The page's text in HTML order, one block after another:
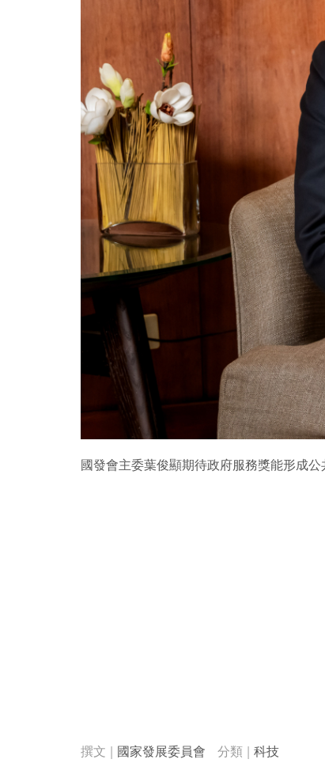
國發會主委葉俊顯期待政府服務獎能形成公
國家發展委員會 科技